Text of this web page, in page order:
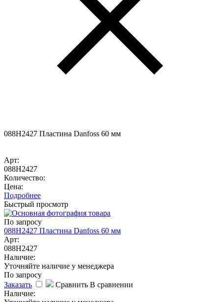
088H2427 Пластина Danfoss 60 мм
Арт:
088H2427
Количество:
Цена:
Подробнее
Быстрый просмотр
По запросу
088H2427 Пластина Danfoss 60 мм
Арт:
088H2427
Наличие:
Уточняйте наличие у менеджера
По запросу
Заказать
Сравнить В сравнении
Наличие: